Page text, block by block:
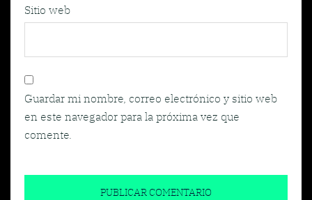
Sitio web
Guardar mi nombre, correo electrónico y sitio web
en este navegador para la próxima vez que
comente.